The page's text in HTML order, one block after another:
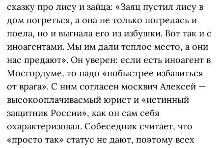
сказку про лису и зайца: «Заяц пустил лису в
дом погреться, а она не только погрелась и
поела, но и выгнала его из избушки. Вот так и с
иноагентами. Мы им дали теплое место, а они
нас предают». Он уверен: если есть иноагент в
Мосгордуме, то надо «побыстрее избавиться
от врага». С ним согласен москвич Алексей —
высокооплачиваемый юрист и «истинный
защитник России», как он сам себя
охарактеризовал. Собеседник считает, что
«просто так» статус не дают, поэтому всех